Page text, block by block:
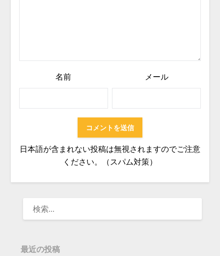
名前 メール
日本語が含まれない投稿は無視されますのでご注意
ください。（スパム対策）
最近の投稿